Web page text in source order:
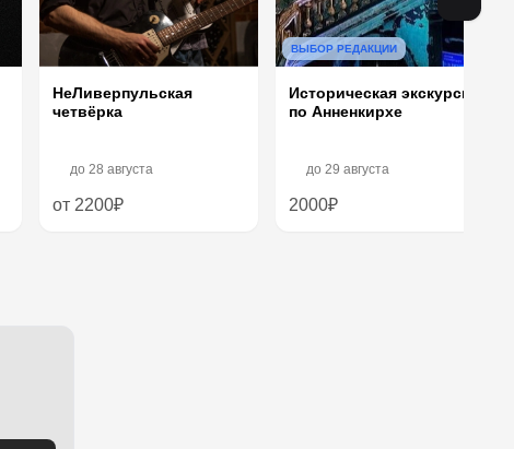
НеЛиверпульская
четвёрка
до 28 августа
от 2200₽
ВЫБОР РЕДАКЦИИ
Историческая экскурсия
по Анненкирхе
до 29 августа
2000₽